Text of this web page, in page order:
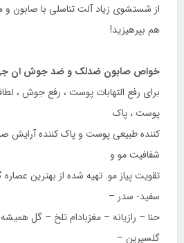
از شستشوی زیاد آلت تناسلی با صابون
هم بپرهیزید!
خواص صابون ضدلک و ضد جوش ان
برای رفع التهابات پوست ، رفع جوش ،
پوست ، پاک
کننده طبیعی پوست و پاک کننده آرایش
شفافیت مو و
تقویت پیاز مو. تهیه شده از بهترین
سفید- سدر –
حنا – رازیانه – مغزبادام تلخ – گل
گلسیرین –